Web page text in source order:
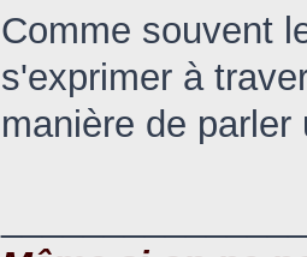
Comme souvent
s'exprimer à
manière de